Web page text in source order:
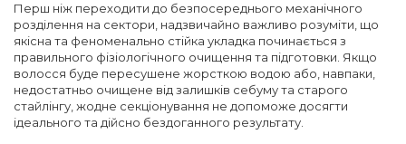
Перш ніж переходити до безпосереднього механічного
розділення на сектори, надзвичайно важливо розуміти, що
якісна та феноменально стійка укладка починається з
правильного фізіологічного очищення та підготовки. Якщо
волосся буде пересушене жорсткою водою або, навпаки,
недостатньо очищене від залишків себуму та старого
стайлінгу, жодне секціонування не допоможе досягти
ідеального та дійсно бездоганного результату.